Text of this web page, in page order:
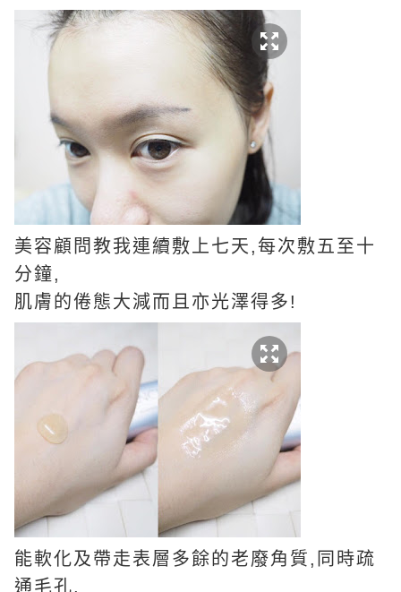
美容顧問教我連續敷上七天,每次敷五至十
分鐘,
肌膚的倦態大減而且亦光澤得多!
能軟化及帶走表層多餘的老廢角質,同時疏
通毛孔,